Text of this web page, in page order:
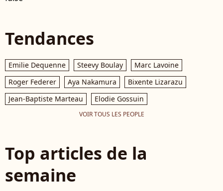
Tendances
Emilie Dequenne Steevy Boulay
Marc Lavoine
Roger Federer
Aya Nakamura
Bixente Lizarazu
Jean-Baptiste Marteau
Elodie Gossuin
VOIR TOUS LES PEOPLE
Top articles de la
semaine